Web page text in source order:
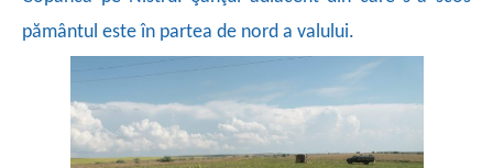
pământul este în partea de nord a valului.